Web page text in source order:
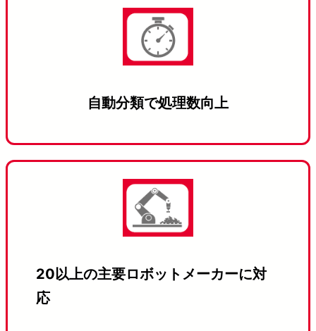
自動分類で処理数向上
20以上の主要ロボットメーカーに対
応